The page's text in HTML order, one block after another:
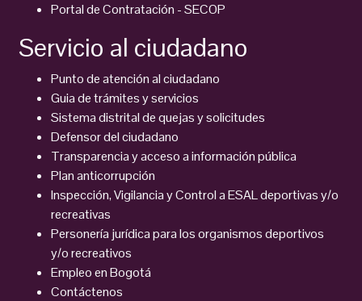
Portal de Contratación - SECOP
Servicio al ciudadano
Punto de atención al ciudadano
Guia de trámites y servicios
Sistema distrital de quejas y solicitudes
Defensor del ciudadano
Transparencia y acceso a información pública
Plan anticorrupción
Inspección, Vigilancia y Control a ESAL deportivas y/o
recreativas
Personería jurídica para los organismos deportivos
y/o recreativos
Empleo en Bogotá
Contáctenos